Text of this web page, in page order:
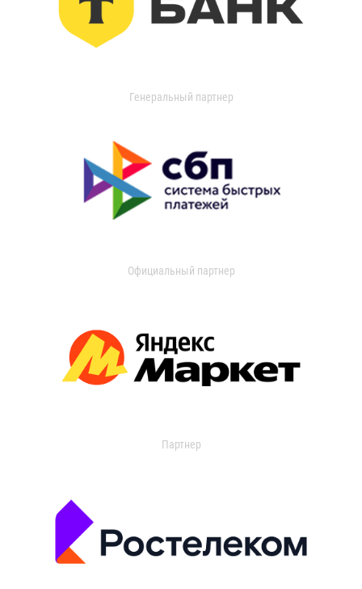
Генеральный партнер
Официальный партнер
Партнер